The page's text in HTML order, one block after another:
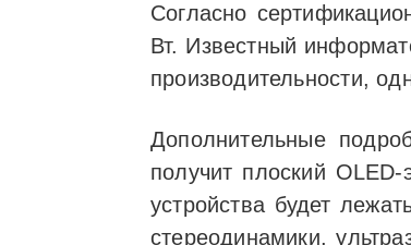
Согласно
Вт. Известный
производительности,
Дополнительные
получит плоский
устройства будет
стереодинамики,